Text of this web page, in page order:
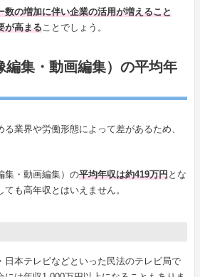
数の増加に伴い企業の活用が増えること
が高まることでしょう。
編集・動画編集）の平均年
業界や労働形態によって差があるため、
集・動画編集）の平均年収は約419万円とな
も高年収とはいえません。
日本テレビなどといった民法のテレビ局で